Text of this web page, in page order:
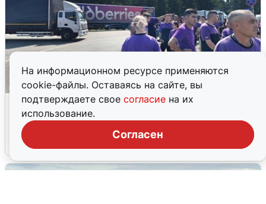
На информационном ресурсе применяются
cookie-файлы. Оставаясь на сайте, вы
подтверждаете свое согласие на их
использование.
Согласен
Склад Wildberries в Екатеринбурге
эвакуировали из-за БПЛА
5 августа